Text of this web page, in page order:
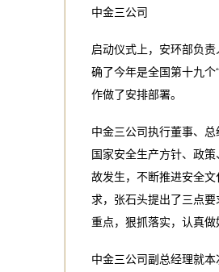
中金三公司
启动仪式上，安环部负责
确了今年是全国第十九
作做了安排部署。
中金三公司执行董事、
国家安全生产方针、政
故发生，不断推进安全
求，张石头提出了三点
重点，狠抓落实，认真
中金三公司副总经理就